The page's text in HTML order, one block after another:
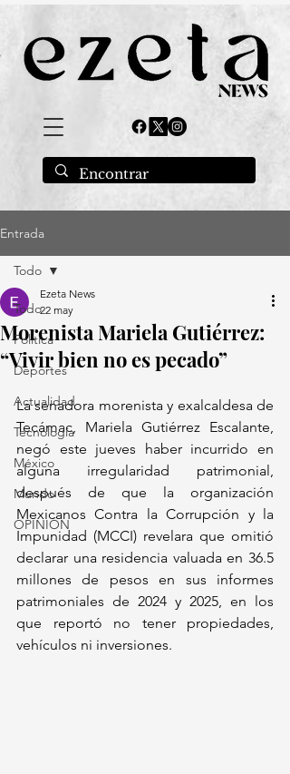
Entrada
Todo
Política
Deportes
Actualidad
Tecnología
México
Mundo
OPINIÓN
Todo
Morenista Mariela Gutiérrez:
“Vivir bien no es pecado”
Ezeta News
22 may
La senadora morenista y exalcaldesa de
Tecámac, Mariela Gutiérrez Escalante,
negó este jueves haber incurrido en
alguna irregularidad patrimonial,
después de que la organización
Mexicanos Contra la Corrupción y la
Impunidad (MCCI) revelara que omitió
declarar una residencia valuada en 36.5
millones de pesos en sus informes
patrimoniales de 2024 y 2025, en los
que reportó no tener propiedades,
vehículos ni inversiones.